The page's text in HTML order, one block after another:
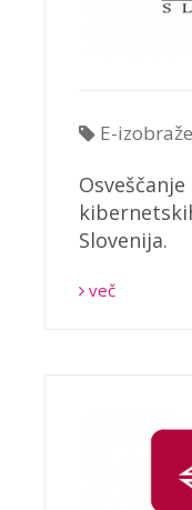
E-
Slovenija.
več